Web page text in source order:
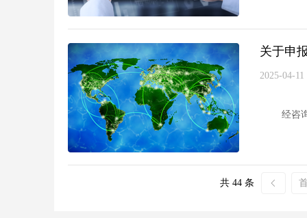
关于申
2025-04-11
经咨询
共 44 条